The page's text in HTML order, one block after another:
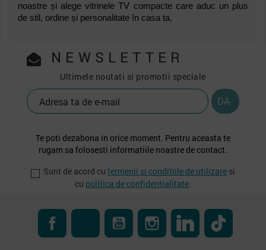
noastre și alege vitrinele TV compacte care aduc un plus
de stil, ordine și personalitate în casa ta.
NEWSLETTER
Ultimele noutati si promotii speciale
Te poti dezabona in orice moment. Pentru aceasta te
rugam sa folosesti informatiile noastre de contact.
Sunt de acord cu termenii si conditiile de utilizare si
cu politica de confidentialitate.
FacebookRSS YouTube InstagramLinkedIn